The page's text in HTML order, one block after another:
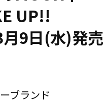
UP!!
9日(水)発売
ブランド